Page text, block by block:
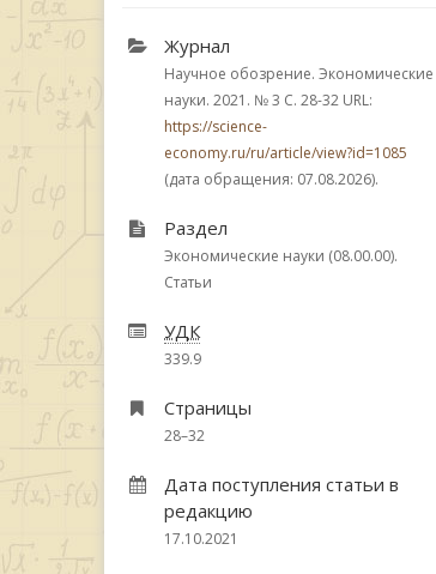
Журнал
Научное обозрение. Экономические
науки. 2021. № 3 С. 28-32 URL:
https://science-
economy.ru/ru/article/view?id=1085
(дата обращения: 07.08.2026).
Раздел
Экономические науки (08.00.00).
Статьи
УДК
339.9
Страницы
28–32
Дата поступления статьи в
редакцию
17.10.2021